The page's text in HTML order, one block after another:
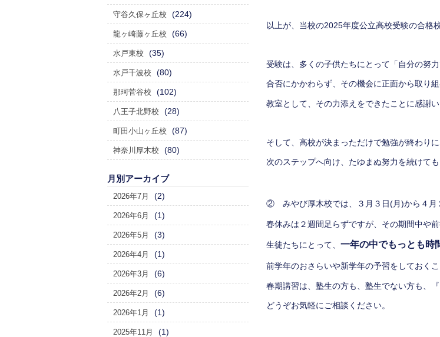
以上が、当校の2025年度公立高校受験の合格
受験は、多くの子供たちにとって「自分の努
合否にかかわらず、その機会に正面から取り
教室として、その力添えをできたことに感謝い
そして、高校が決まっただけで勉強が終わり
次のステップへ向け、たゆまぬ努力を続けても
② みやび厚木校では、３月３日(月)から４月
春休みは２週間足らずですが、その期間中や
生徒たちにとって、 一年の中でもっとも時
前学年のおさらいや新学年の予習をしておくこ
春期講習は、塾生の方も、塾生でない方も、
どうぞお気軽にご相談ください。
守谷久保ヶ丘校 (224)
龍ヶ崎藤ヶ丘校 (66)
水戸東校 (35)
水戸千波校 (80)
那珂菅谷校 (102)
八王子北野校 (28)
町田小山ヶ丘校 (87)
神奈川厚木校 (80)
月別アーカイブ
2026年7月 (2)
2026年6月 (1)
2026年5月 (3)
2026年4月 (1)
2026年3月 (6)
2026年2月 (6)
2026年1月 (1)
2025年11月 (1)